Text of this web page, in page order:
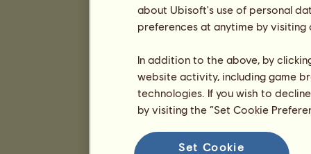
about Ubisoft's use of personal
preferences at anytime by
In addition to the above, by
website activity, including game
technologies. If you wish to
by visiting the “Set Cookie
Set Cookie